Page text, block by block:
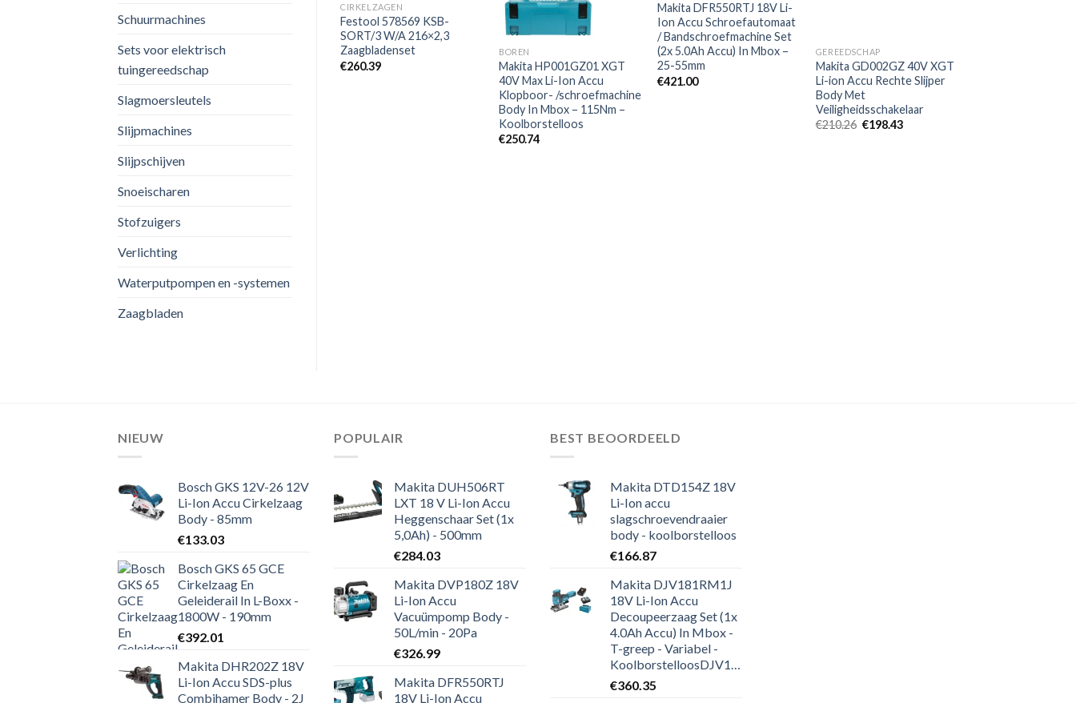
Schuurmachines
Sets voor elektrisch
tuingereedschap
Slagmoersleutels
Slijpmachines
Slijpschijven
Snoeischaren
Stofzuigers
Verlichting
Waterputpompen en -systemen
Zaagbladen
CIRKELZAGEN
Festool 578569 KSB-
SORT/3 W/A 216×2,3
Zaagbladenset
€260.39
BOREN
Makita HP001GZ01 XGT
40V Max Li-Ion Accu
Klopboor- /schroefmachine
Body In Mbox – 115Nm –
Koolborstelloos
€250.74
Makita DFR550RTJ 18V Li-
Ion Accu Schroefautomaat
/ Bandschroefmachine Set
(2x 5.0Ah Accu) In Mbox –
25-55mm
€421.00
GEREEDSCHAP
Makita GD002GZ 40V XGT
Li-ion Accu Rechte Slijper
Body Met
Veiligheidsschakelaar
€210.26 Oorspronkelijke
€198.43Huidige
Makita DJV180RMJ 18V Li-
Ion Accu Decoupeerzaag
Set (2x 4.0Ah Accu) In Mbox
– D-greep – Variabel
GEREEDSCHAP
Makita CE003GZ02 40V
Max Li-ion Accu Doorslijper
– 230mm
NIEUW
Bosch GKS 12V-26 12V
Li-Ion Accu Cirkelzaag
Body - 85mm
€133.03
Bosch GKS 65 GCE
Cirkelzaag En
Geleiderail In L-Boxx -
1800W - 190mm
€392.01
Makita DHR202Z 18V
Li-Ion Accu SDS-plus
Combihamer Body - 2J
POPULAIR
Makita DUH506RT
LXT 18 V Li-Ion Accu
Heggenschaar Set (1x
5,0Ah) - 500mm
€284.03
Makita DVP180Z 18V
Li-Ion Accu
Vacuümpomp Body -
50L/min - 20Pa
€326.99
Makita DFR550RTJ
18V Li-Ion Accu
BEST BEOORDEELD
Makita DTD154Z 18V
Li-Ion accu
slagschroevendraaier
body - koolborstelloos
€166.87
Makita DJV181RM1J
18V Li-Ion Accu
Decoupeerzaag Set (1x
4.0Ah Accu) In Mbox -
T-greep - Variabel -
KoolborstelloosDJV181RM1J
€360.35